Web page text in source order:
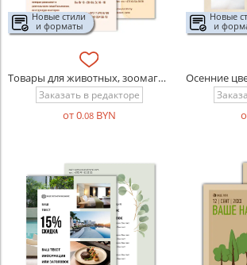
Новые стили
и форматы
Товары для животных, зоомагазин
Заказать в редакторе
от 0.08BYN
Новые
и